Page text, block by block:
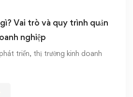
Vai trò và quy trình quản
nghiệp
triển, thị trường kinh doanh